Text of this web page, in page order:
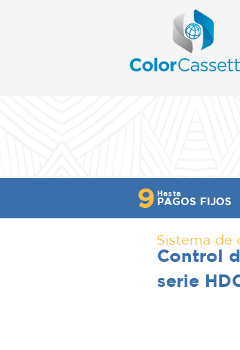
9 PAGOS FIJOS
Hasta
Control
serie
Sistema de